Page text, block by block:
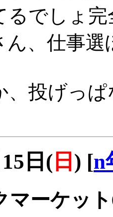
るでしょ完
ん、仕事選
、投げっ
日( 日 ) [n
マーケッ